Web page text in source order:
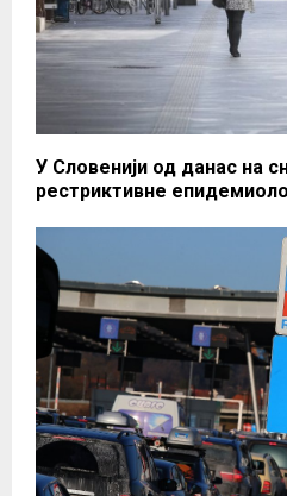
У Словенији од данас на
рестриктивне